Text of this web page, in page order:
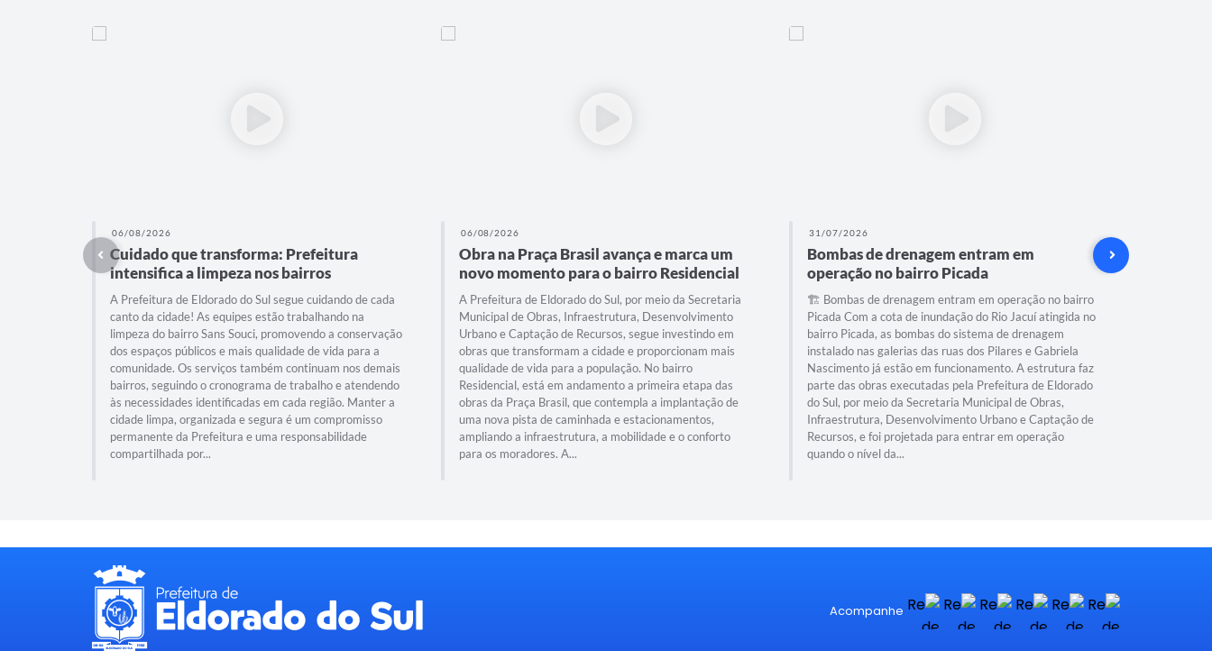
06/08/2026
Cuidado que transforma: Prefeitura
intensifica a limpeza nos bairros
A Prefeitura de Eldorado do Sul segue cuidando de cada
canto da cidade! As equipes estão trabalhando na
limpeza do bairro Sans Souci, promovendo a conservação
dos espaços públicos e mais qualidade de vida para a
comunidade. Os serviços também continuam nos demais
bairros, seguindo o cronograma de trabalho e atendendo
às necessidades identificadas em cada região. Manter a
cidade limpa, organizada e segura é um compromisso
permanente da Prefeitura e uma responsabilidade
compartilhada por...
06/08/2026
Obra na Praça Brasil avança e marca um
novo momento para o bairro Residencial
A Prefeitura de Eldorado do Sul, por meio da Secretaria
Municipal de Obras, Infraestrutura, Desenvolvimento
Urbano e Captação de Recursos, segue investindo em
obras que transformam a cidade e proporcionam mais
qualidade de vida para a população. No bairro
Residencial, está em andamento a primeira etapa das
obras da Praça Brasil, que contempla a implantação de
uma nova pista de caminhada e estacionamentos,
ampliando a infraestrutura, a mobilidade e o conforto
para os moradores. A...
31/07/2026
Bombas de drenagem entram em
operação no bairro Picada
🏗️ Bombas de drenagem entram em operação no bairro
Picada Com a cota de inundação do Rio Jacuí atingida no
bairro Picada, as bombas do sistema de drenagem
instalado nas galerias das ruas dos Pilares e Gabriela
Nascimento já estão em funcionamento. A estrutura faz
parte das obras executadas pela Prefeitura de Eldorado
do Sul, por meio da Secretaria Municipal de Obras,
Infraestrutura, Desenvolvimento Urbano e Captação de
Recursos, e foi projetada para entrar em operação
quando o nível da...
Acompanhe